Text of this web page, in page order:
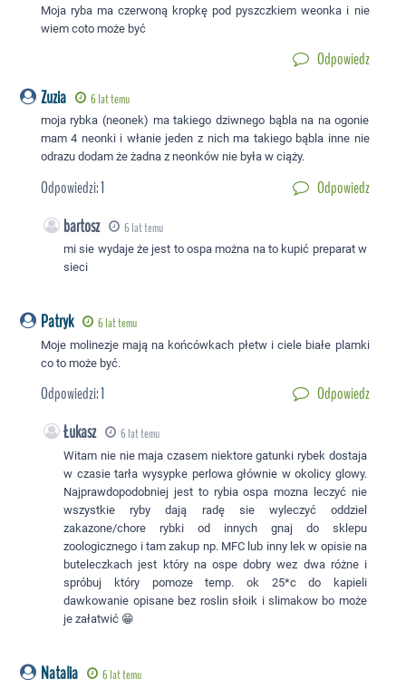
Moja ryba ma czerwoną kropkę pod pyszczkiem weonka i nie
wiem coto może być
Odpowiedz
Zuzia 6 lat temu
moja rybka (neonek) ma takiego dziwnego bąbla na na ogonie
mam 4 neonki i włanie jeden z nich ma takiego bąbla inne nie
odrazu dodam że żadna z neonków nie była w ciąży.
Odpowiedzi:1 Odpowiedz
bartosz 6 lat temu
mi sie wydaje że jest to ospa można na to kupić preparat w
sieci
Patryk 6 lat temu
Moje molinezje mają na końcówkach płetw i ciele białe plamki
co to może być.
Odpowiedzi:1 Odpowiedz
Łukasz 6 lat temu
Witam nie nie maja czasem niektore gatunki rybek dostaja
w czasie tarła wysypke perlowa głównie w okolicy glowy.
Najprawdopodobniej jest to rybia ospa mozna leczyć nie
wszystkie ryby dają radę sie wyleczyć oddziel
zakazone/chore rybki od innych gnaj do sklepu
zoologicznego i tam zakup np. MFC lub inny lek w opisie na
buteleczkach jest który na ospe dobry wez dwa różne i
spróbuj który pomoze temp. ok 25*c do kapieli
dawkowanie opisane bez roslin słoik i slimakow bo może
je załatwić 😁
Natalia 6 lat temu